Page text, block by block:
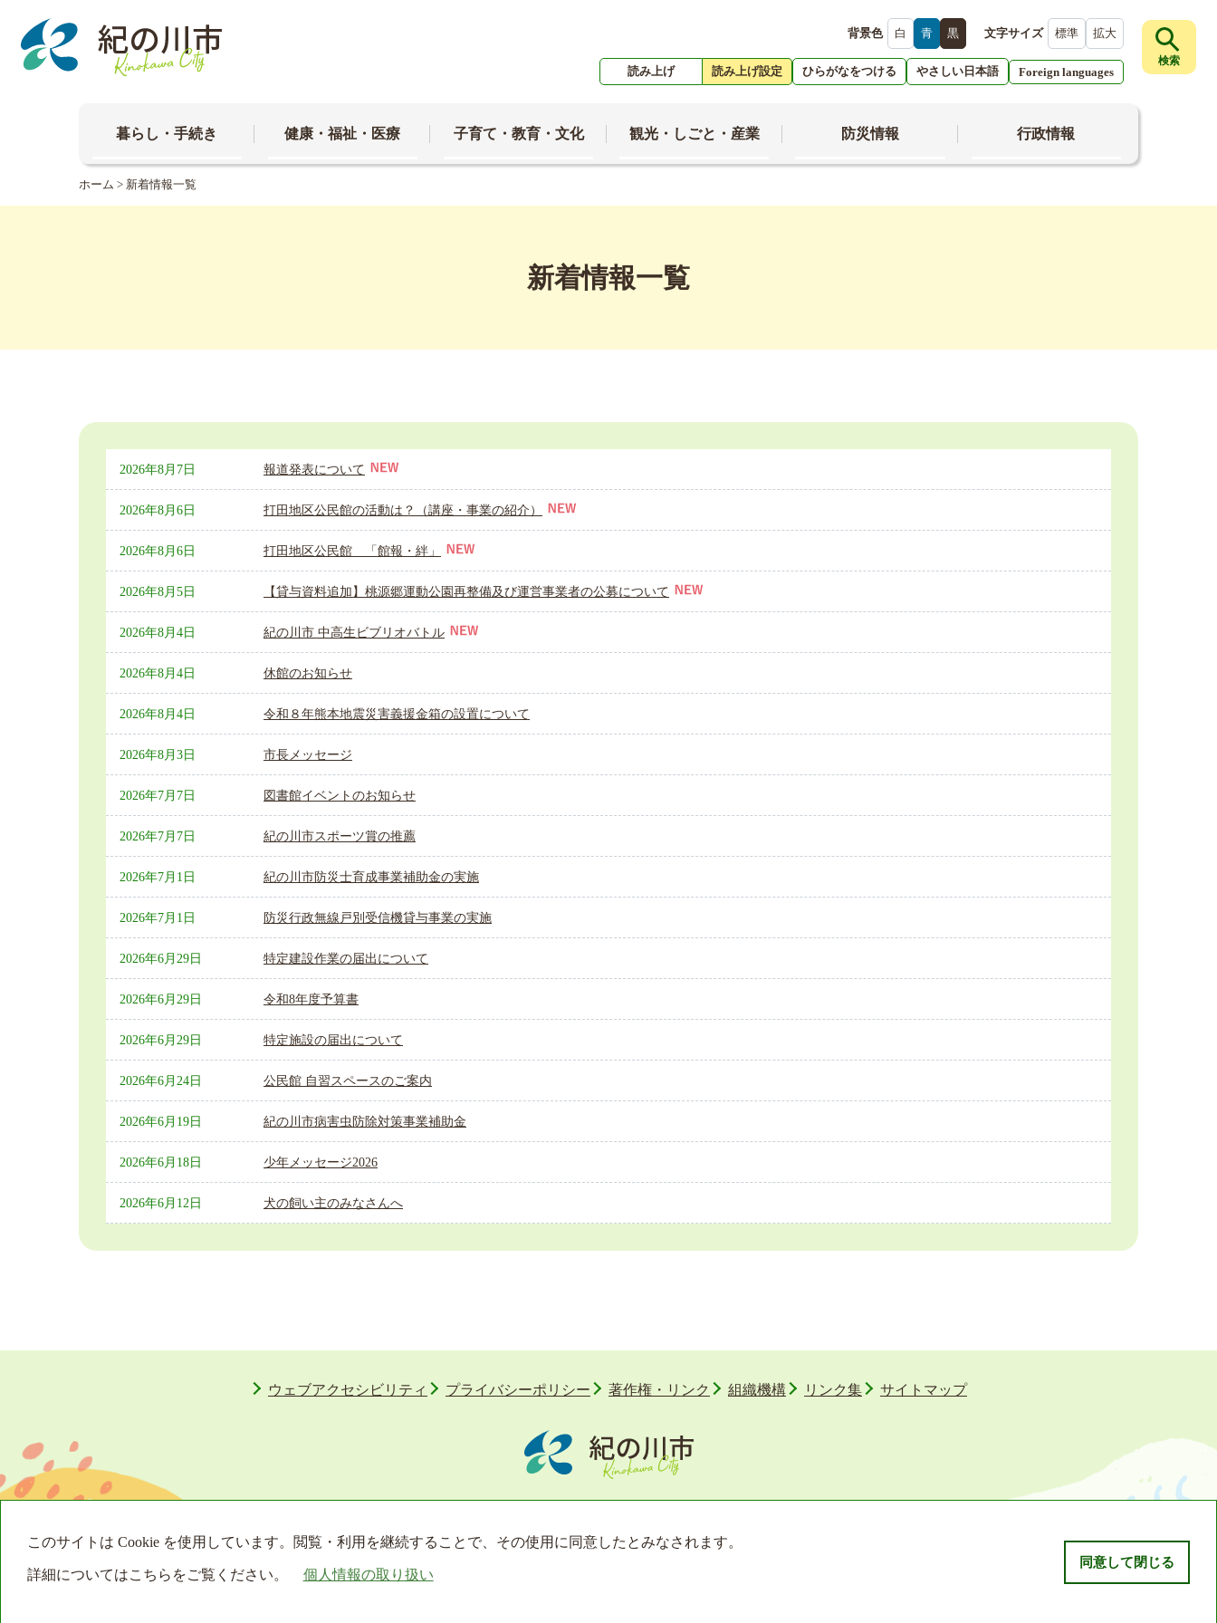
このサイトは Cookie を使用しています。閲覧・利用を継続することで、その使用に同意したとみなされます。
詳細についてはこちらをご覧ください。 個人情報の取り扱い
同意して閉じる
背景色 白 青 黒 文字サイズ 標準 拡大
読み上げ 読み上げ設定 ひらがなをつける やさしい日本語 Foreign languages
検索
暮らし・手続き 健康・福祉・医療 子育て・教育・文化 観光・しごと・産業 防災情報 行政情報
ホーム > 新着情報一覧
新着情報一覧
2026年8月7日 報道発表について
2026年8月6日 打田地区公民館の活動は？（講座・事業の紹介）
2026年8月6日 打田地区公民館 「館報・絆」
2026年8月5日 【貸与資料追加】桃源郷運動公園再整備及び運営事業者の公募について
2026年8月4日 紀の川市 中高生ビブリオバトル
2026年8月4日 休館のお知らせ
2026年8月4日 令和８年熊本地震災害義援金箱の設置について
2026年8月3日 市長メッセージ
2026年7月7日 図書館イベントのお知らせ
2026年7月7日 紀の川市スポーツ賞の推薦
2026年7月1日 紀の川市防災士育成事業補助金の実施
2026年7月1日 防災行政無線戸別受信機貸与事業の実施
2026年6月29日 特定建設作業の届出について
2026年6月29日 令和8年度予算書
2026年6月29日 特定施設の届出について
2026年6月24日 公民館 自習スペースのご案内
2026年6月19日 紀の川市病害虫防除対策事業補助金
2026年6月18日 少年メッセージ2026
2026年6月12日 犬の飼い主のみなさんへ
ウェブアクセシビリティ プライバシーポリシー 著作権・リンク 組織機構 リンク集 サイトマップ
TEL 0736-77-2511